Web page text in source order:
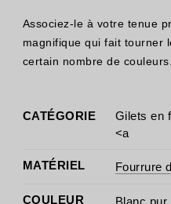
Associez-le à votre tenue
magnifique qui fait tourner
certain nombre de couleurs.
CATÉGORIE
Gilets en
<a
MATÉRIEL Fourrure
COULEUR Blanc pur,